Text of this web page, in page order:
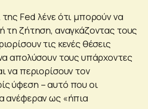
Fed λένε ότι μπορούν να
τη ζήτηση, αναγκάζοντας τους
τις κενές θέσεις
απολύσουν τους υπάρχοντες
να περιορίσουν τον
ύφεση – αυτό που οι
ανέφεραν ως «ήπια